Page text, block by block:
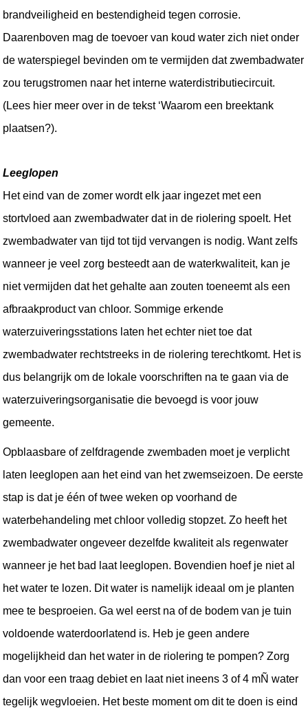
brandveiligheid en bestendigheid tegen corrosie.
Daarenboven mag de toevoer van koud water zich niet onder
de waterspiegel bevinden om te vermijden dat zwembadwater
zou terugstromen naar het interne waterdistributiecircuit.
(Lees hier meer over in de tekst ‘Waarom een breektank
plaatsen?).
Leeglopen
Het eind van de zomer wordt elk jaar ingezet met een
stortvloed aan zwembadwater dat in de riolering spoelt. Het
zwembadwater van tijd tot tijd vervangen is nodig. Want zelfs
wanneer je veel zorg besteedt aan de waterkwaliteit, kan je
niet vermijden dat het gehalte aan zouten toeneemt als een
afbraakproduct van chloor. Sommige erkende
waterzuiveringsstations laten het echter niet toe dat
zwembadwater rechtstreeks in de riolering terechtkomt. Het is
dus belangrijk om de lokale voorschriften na te gaan via de
waterzuiveringsorganisatie die bevoegd is voor jouw
gemeente.
Opblaasbare of zelfdragende zwembaden moet je verplicht
laten leeglopen aan het eind van het zwemseizoen. De eerste
stap is dat je één of twee weken op voorhand de
waterbehandeling met chloor volledig stopzet. Zo heeft het
zwembadwater ongeveer dezelfde kwaliteit als regenwater
wanneer je het bad laat leeglopen. Bovendien hoef je niet al
het water te lozen. Dit water is namelijk ideaal om je planten
mee te besproeien. Ga wel eerst na of de bodem van je tuin
voldoende waterdoorlatend is. Heb je geen andere
mogelijkheid dan het water in de riolering te pompen? Zorg
dan voor een traag debiet en laat niet ineens 3 of 4 mÑ water
tegelijk wegvloeien. Het beste moment om dit te doen is eind